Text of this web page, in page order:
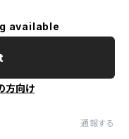
available
方向け
通報する